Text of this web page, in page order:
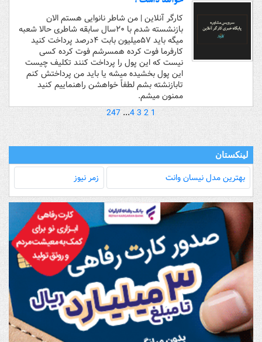
کارگر آنلاین | من شاطر نانوایی هستم الان
بازنشسته شدم با ۲۰سال سابقه شاطری حالا شعبه
میگه باید ۵۷میلیون بابت ۴درصد پرداخت کنید
کارفرما فوت کرده همسرشم فوت کرده کسی
نیست که این پول را پرداخت کنند تکلیف چیست
این پول بخشیده میشه یا باید من پرداختش کنم
تابازنشته بشم لطفاً خواهشن راهنماییم کنید
ممنون میشم.
1
2
3
4
...
247
لینکستان
بهترین مدل‌ نیسان وانت زمر نیوز